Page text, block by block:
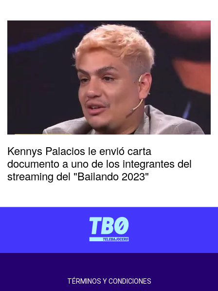
Kennys Palacios le envió carta
documento a uno de los integrantes del
streaming del "Bailando 2023"
TÉRMINOS Y CONDICIONES